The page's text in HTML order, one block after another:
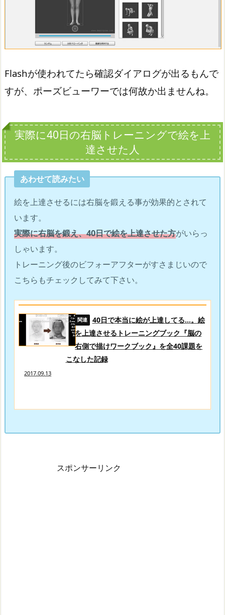
Flashが使われてたら確認ダイアログが出るもんで
すが、ポーズビューワーでは何故か出ませんね。
実際に40日の右脳トレーニングで絵を上
達させた人
あわせて読みたい
絵を上達させるには右脳を鍛える事が効果的とされて
います。
実際に右脳を鍛え、40日で絵を上達させた方がいらっ
しゃいます。
トレーニング後のビフォーアフターがすさまじいので
こちらもチェックしてみて下さい。
40日で本当に絵が上達してる…。絵
を上達させるトレーニングブック『脳の
右側で描けワークブック』を全40課題を
こなした記録
2017.09.13
スポンサーリンク